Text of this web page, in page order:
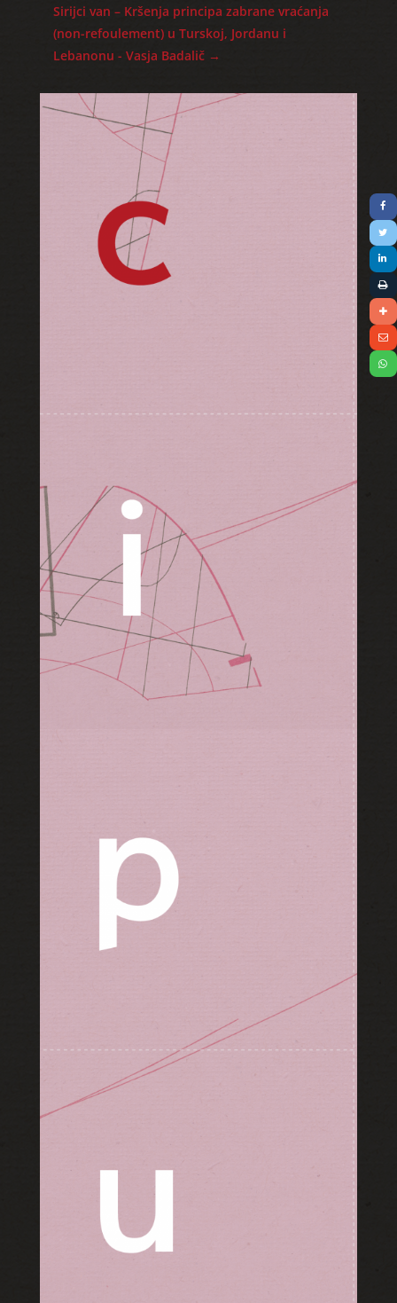
Sirijci van – Kršenja principa zabrane vraćanja
(non-refoulement) u Turskoj, Jordanu i
Lebanonu - Vasja Badalič→